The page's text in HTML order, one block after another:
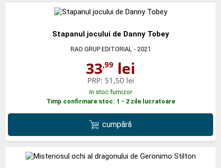
Stapanul jocului de Danny Tobey
RAO GRUP EDITORIAL - 2021
33,99 lei
PRP: 51,50 lei
In stoc furnizor
Timp confirmare stoc: 1 - 2 zile lucratoare
cumpără